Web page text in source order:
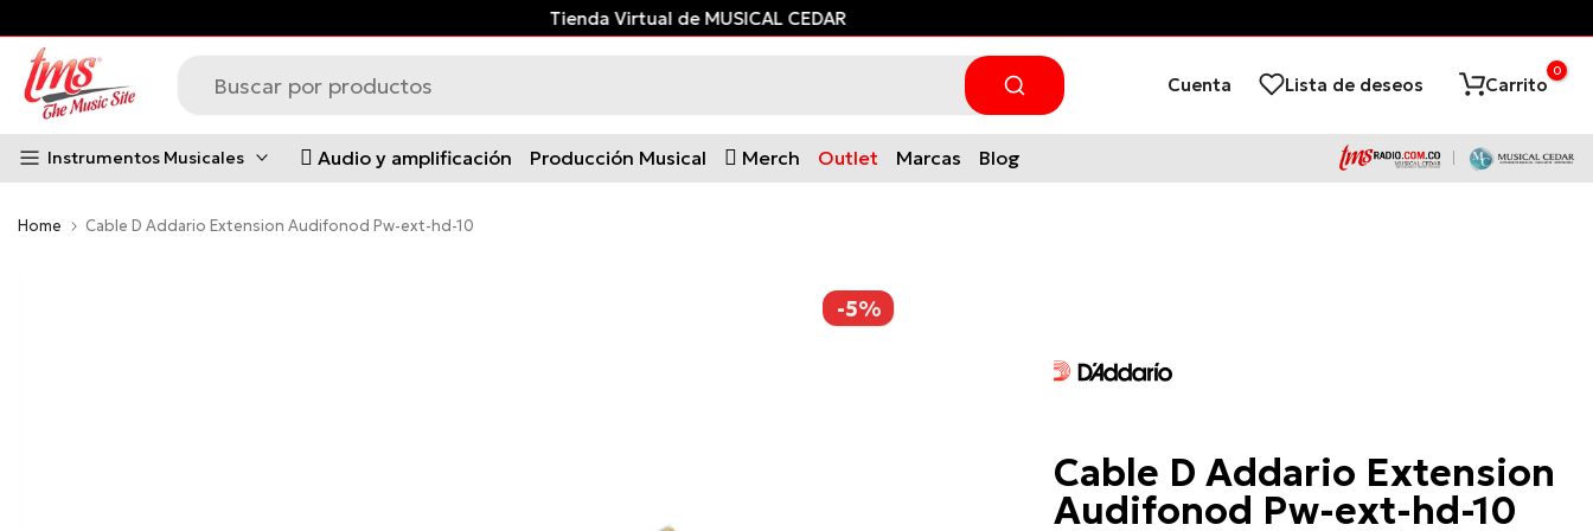
contenido
Tienda Virtual de MUSICAL CEDAR
Cuenta Lista de deseos Carrito
0
Instrumentos Musicales Audio y amplificación Producción Musical Merch Outlet Marcas Blog
Home Cable D Addario Extension Audifonod Pw-ext-hd-10
-5%
Cable D Addario Extension
Audifonod Pw-ext-hd-10